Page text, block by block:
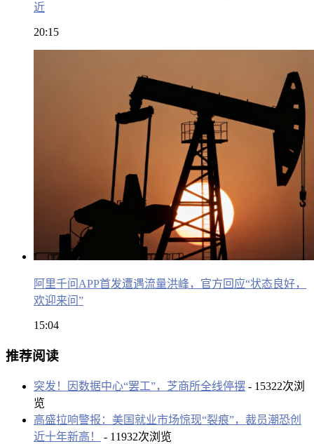
近
20:15
阿里千问APP首发遭遇流量洪峰，官方回应“状态良好，
欢迎来问”
15:04
推荐阅读
突发！因数据中心“罢工”，芝商所全线停摆 - 15322次浏
览
高盛拉响警报：美国就业市场惊现“裂痕”，裁员潮恐创
近十年新高！
- 11932次浏览